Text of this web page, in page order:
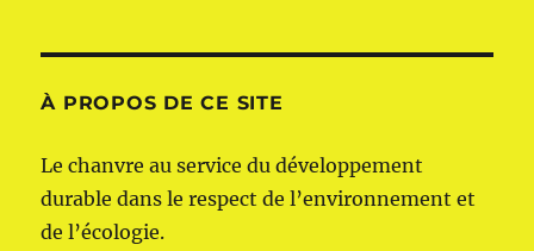
À PROPOS DE CE SITE
Le chanvre au service du développement
durable dans le respect de l’environnement et
de l’écologie.